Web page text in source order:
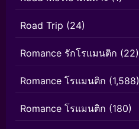
Road Trip (24)
Romance รักโรแมนติก (22)
Romance โรแมนติก (1,588)
Romance โรแมนติก (180)